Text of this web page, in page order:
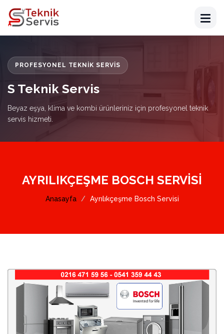
PROFESYONEL TEKNIK SERVIS
S Teknik Servis
Beyaz eşya, klima ve kombi ürünleriniz için profesyonel teknik
servis hizmeti.
AYRILIKÇEŞME BOSCH SERVISI
Anasayfa Ayrılıkçeşme Bosch Servisi